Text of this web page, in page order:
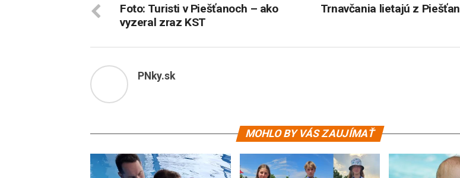
Trnavčania lietajú z Piešťan
Foto: Turisti v Piešťanoch – ako
vyzeral zraz KST
PNky.sk
MOHLO BY VÁS ZAUJÍMAŤ